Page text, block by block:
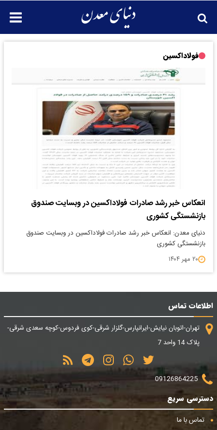
فولاداکسین
انعکاس خبر رشد صادرات فولاداکسین در وبسایت صندوق
بازنشستگی کشوری
دنیای معدن: انعکاس خبر رشد صادرات فولاداکسین در وبسایت صندوق
بازنشستگی کشوری
۲۰ مهر ۱۴۰۴
اطلاعات تماس
تهران-اتوبان نیایش-ایرانپارس-گلزار شرقی-کوی فردوس-کوچه سعدی شرقی-
پلاک 14 واحد 7
09126864225
دسترسی سریع
تماس با ما